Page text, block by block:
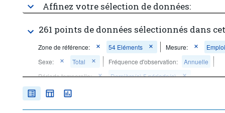
Affinez votre sélection de données:
261 points de données sélectionnés dans
Zone de référence: 54 Eléments Mesure:
Emploi
Sexe:
Total Fréquence d'observation:
Annuelle
Période temporelle:
Dernière(s) 5 période(s)
Supprimer tout